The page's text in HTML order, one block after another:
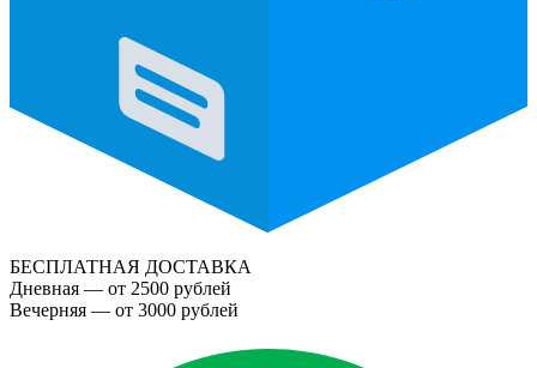
БЕСПЛАТНАЯ ДОСТАВКА
Дневная — от 2500 рублей
Вечерняя — от 3000 рублей